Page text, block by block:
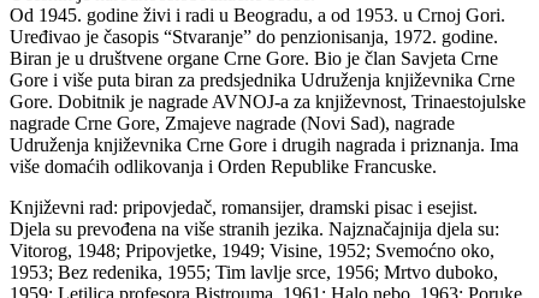
Od 1945. godine živi i radi u Beogradu, a od 1953. u Crnoj Gori.
Uređivao je časopis “Stvaranje” do penzionisanja, 1972. godine.
Biran je u društvene organe Crne Gore. Bio je član Savjeta Crne
Gore i više puta biran za predsjednika Udruženja književnika Crne
Gore. Dobitnik je nagrade AVNOJ-a za književnost, Trinaestojulske
nagrade Crne Gore, Zmajeve nagrade (Novi Sad), nagrade
Udruženja književnika Crne Gore i drugih nagrada i priznanja. Ima
više domaćih odlikovanja i Orden Republike Francuske.
Književni rad: pripovjedač, romansijer, dramski pisac i esejist.
Djela su prevođena na više stranih jezika. Najznačajnija djela su:
Vitorog, 1948; Pripovjetke, 1949; Visine, 1952; Svemoćno oko,
1953; Bez redenika, 1955; Tim lavlje srce, 1956; Mrtvo duboko,
1959; Letilica profesora Bistrouma, 1961; Halo nebo, 1963; Poruke,